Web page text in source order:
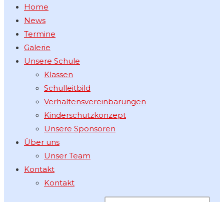
Home
News
Termine
Galerie
Unsere Schule
Klassen
Schulleitbild
Verhaltensvereinbarungen
Kinderschutzkonzept
Unsere Sponsoren
Über uns
Unser Team
Kontakt
Kontakt